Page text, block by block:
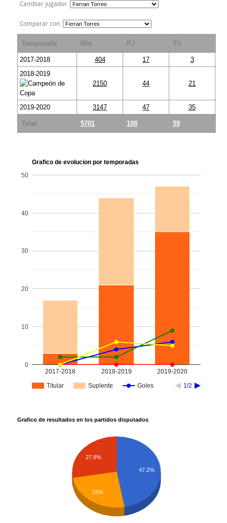
Cambiar jugador:
Comparar con:
Temporada Min PJ Tit
2017-2018 404 17
3
2018-2019
2150
44 21
2019-2020 3147 47 35
Total 5701 108 59
Grafico de evolucion por temporadas
Titular Suplente Goles 1/2
2017-2018 2018-2019 2019-2020
0
10
20
30
40
50
Grafico de resultados en los partidos disputados
47.2%
27.8%
25%